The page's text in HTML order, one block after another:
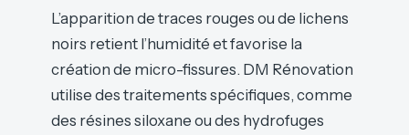
L’apparition de traces rouges ou de lichens
noirs retient l’humidité et favorise la
création de micro-fissures. DM Rénovation
utilise des traitements spécifiques, comme
des résines siloxane ou des hydrofuges